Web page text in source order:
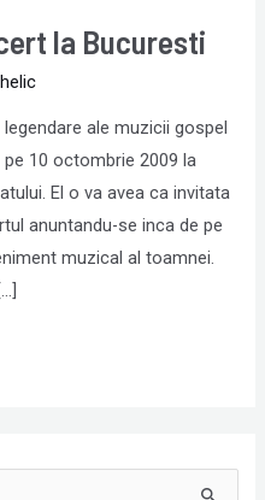
la Bucuresti
ale muzicii gospel
10 octombrie 2009 la
El o va avea ca invitata
anuntandu-se inca de pe
muzical al toamnei.